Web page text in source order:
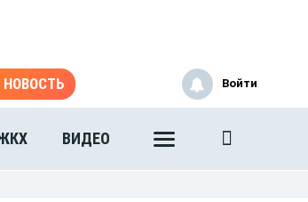
ВИДЕО
Войти